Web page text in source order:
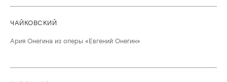
ЧАЙКОВСКИЙ
Ария Онегина из оперы «Евгений Онегин»